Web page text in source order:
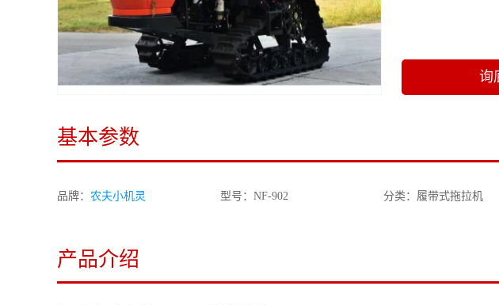
询
基本参数
品牌： 农夫小机灵 型号：NF-902 分类：履带式拖拉机
产品介绍